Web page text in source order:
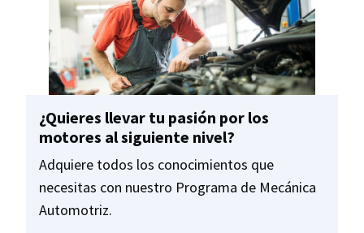
¿Quieres llevar tu pasión por los
motores al siguiente nivel?
Adquiere todos los conocimientos que
necesitas con nuestro Programa de Mecánica
Automotriz.